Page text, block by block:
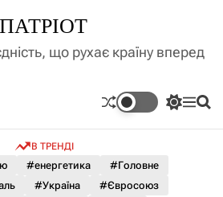
ПАТРІОТ
що рухає країну вперед
П
м
к
М П
В ТРЕНДІ
#енергетика
#Головне
#Україна
#Євросоюз